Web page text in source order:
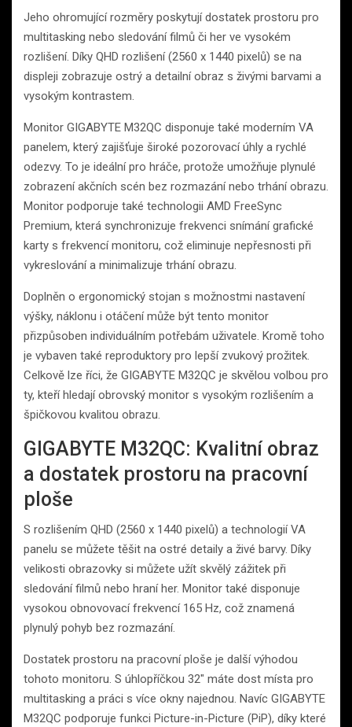
Jeho ohromující rozměry poskytují dostatek prostoru pro
multitasking nebo sledování filmů či her ve vysokém
rozlišení. Díky QHD rozlišení (2560 x 1440 pixelů) se na
displeji zobrazuje ostrý a detailní obraz s živými barvami a
vysokým kontrastem.
Monitor GIGABYTE M32QC disponuje také moderním VA
panelem, který zajišťuje široké pozorovací úhly a rychlé
odezvy. To je ideální pro hráče, protože umožňuje plynulé
zobrazení akčních scén bez rozmazání nebo trhání obrazu.
Monitor podporuje také technologii AMD FreeSync
Premium, která synchronizuje frekvenci snímání grafické
karty s frekvencí monitoru, což eliminuje nepřesnosti při
vykreslování a minimalizuje trhání obrazu.
Doplněn o ergonomický stojan s možnostmi nastavení
výšky, náklonu i otáčení může být tento monitor
přizpůsoben individuálním potřebám uživatele. Kromě toho
je vybaven také reproduktory pro lepší zvukový prožitek.
Celkově lze říci, že GIGABYTE M32QC je skvělou volbou pro
ty, kteří hledají obrovský monitor s vysokým rozlišením a
špičkovou kvalitou obrazu.
GIGABYTE M32QC: Kvalitní obraz
a dostatek prostoru na pracovní
ploše
S rozlišením QHD (2560 x 1440 pixelů) a technologií VA
panelu se můžete těšit na ostré detaily a živé barvy. Díky
velikosti obrazovky si můžete užít skvělý zážitek při
sledování filmů nebo hraní her. Monitor také disponuje
vysokou obnovovací frekvencí 165 Hz, což znamená
plynulý pohyb bez rozmazání.
Dostatek prostoru na pracovní ploše je další výhodou
tohoto monitoru. S úhlopříčkou 32″ máte dost místa pro
multitasking a práci s více okny najednou. Navíc GIGABYTE
M32QC podporuje funkci Picture-in-Picture (PiP), díky které